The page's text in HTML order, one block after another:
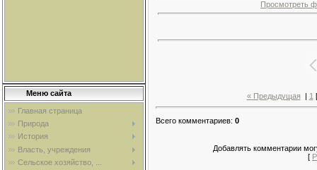
Меню сайта
Главная страница
Природа
История
Власть, учреждения
Сельское хозяйство, ...
Просмотреть
« Предыдущая 1 [
Всего комментариев: 0
Добавлять комментарии
[